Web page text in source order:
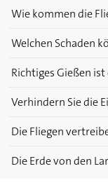
Wie kommen die
Welchen Schaden
Richtiges Gießen
Verhindern Sie die
Die Fliegen
Die Erde von den